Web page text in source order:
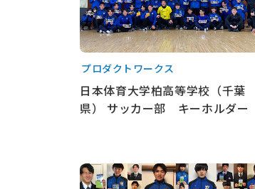
プロダクトワークス
日本体育大学柏高等学校（千葉
県） サッカー部 キーホルダー